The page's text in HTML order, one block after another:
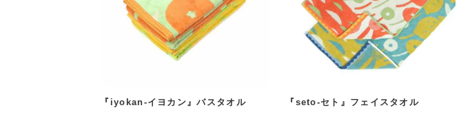
『iyokan-イヨカン』バスタオル 『seto-セト』フェイスタオル